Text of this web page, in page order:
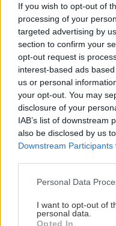
If you wish to opt-out of
processing of your
targeted advertising by
section to confirm your
opt-out request is
interest-based ads
us or personal
your opt-out. You may
disclosure of your
IAB’s list of downstream
also be disclosed by us
Downstream Participants
Please note that this
not limited to your visit
grant or deny consent to
Personal Data
I want to opt-out of
personal data.
Opted In
18.00 Östersund–Timrå
Fredag 28 augusti
18.00 IK
18.00 Leksand–Frisk
19.00 Almtuna–AIK
Lördag 29 augusti
15.00 Västerås–Frisk
Tisdag 1 september
18.00 Leksand–Brynäs
Onsdag 2 september